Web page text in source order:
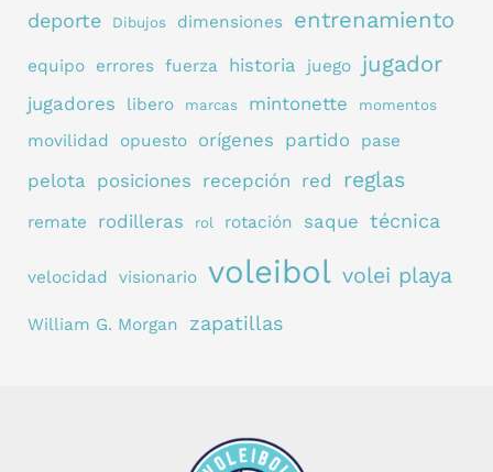
deporte Dibujos dimensiones entrenamiento
equipo errores fuerza historia juego jugador
jugadores libero marcas mintonette momentos
movilidad opuesto orígenes partido pase
pelota posiciones recepción red reglas
remate rodilleras rol rotación saque técnica
velocidad visionario voleibol volei playa
William G. Morgan zapatillas